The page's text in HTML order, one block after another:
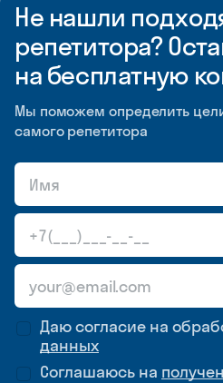
Не нашли
репетитора?
на бесплатную
Мы поможем определить
самого репетитора
Даю согласие на
данных
Соглашаюсь на